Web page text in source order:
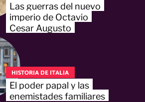
Las guerras del nuevo
imperio de Octavio
Cesar Augusto
HISTORIA DE ITALIA
El poder papal y las
enemistades familiares